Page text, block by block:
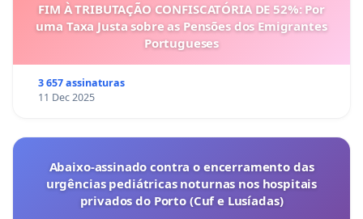
FIM À TRIBUTAÇÃO CONFISCATÓRIA DE 52%: Por
uma Taxa Justa sobre as Pensões dos Emigrantes
Portugueses
3 657 assinaturas
11 Dec 2025
Abaixo-assinado contra o encerramento das
urgências pediátricas noturnas nos hospitais
privados do Porto (Cuf e Lusíadas)